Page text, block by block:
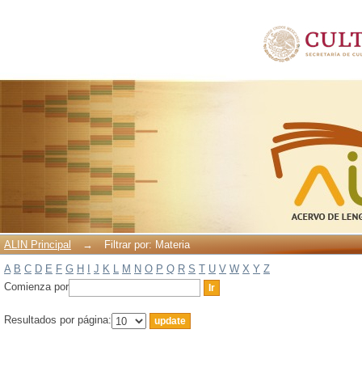
ALIN Principal →
Filtrar por: Materia
A B C D E F G H J K L M N O P Q R S T U V W X Y Z
Comienza por
Resultados por página: